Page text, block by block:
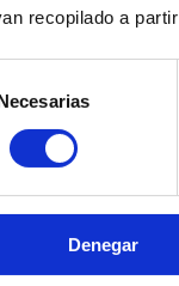
recopilado a
Denegar